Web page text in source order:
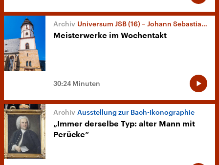
Universum JSB (16) – Johann Sebastian Bachs erster Leipziger Kantatenjahrgang
Meisterwerke im Wochentakt
30:24 Minuten
Ausstellung zur Bach-Ikonographie
„Immer derselbe Typ: alter Mann mit
Perücke“